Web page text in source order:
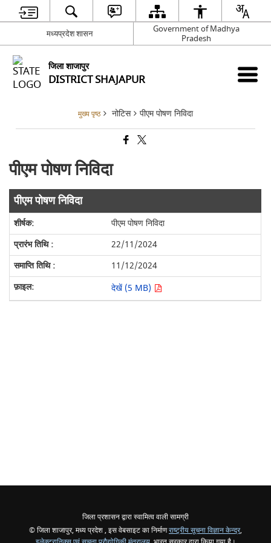
मध्यप्रदेश शासन
Government of Madhya
Pradesh
जिला शाजापुर
DISTRICT SHAJAPUR
मुख्य पृष्ठ नोटिस पीएम पोषण निविदा
पीएम पोषण निविदा
पीएम पोषण निविदा
पीएम पोषण निविदा
22/11/2024
11/12/2024
देखें (5 MB)
जिला प्रशासन द्वारा स्वामित्व वाली सामग्री
© जिला शाजापुर, मध्य प्रदेश , इस वेबसाइट का निर्माणराष्ट्रीय सूचना विज्ञान केन्द्र,